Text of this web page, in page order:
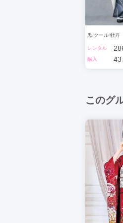
黒 クール 牡丹
レンタル
購入
このグ